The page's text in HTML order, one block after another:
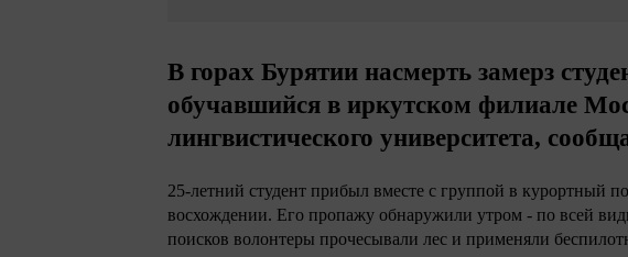
В горах Бурятии насмерть замерз
обучавшийся в иркутском филиале
лингвистического университета,
25-летний студент прибыл вместе с группой в курортный
восхождении. Его пропажу обнаружили утром - по всей
поисков волонтеры прочесывали лес и применяли